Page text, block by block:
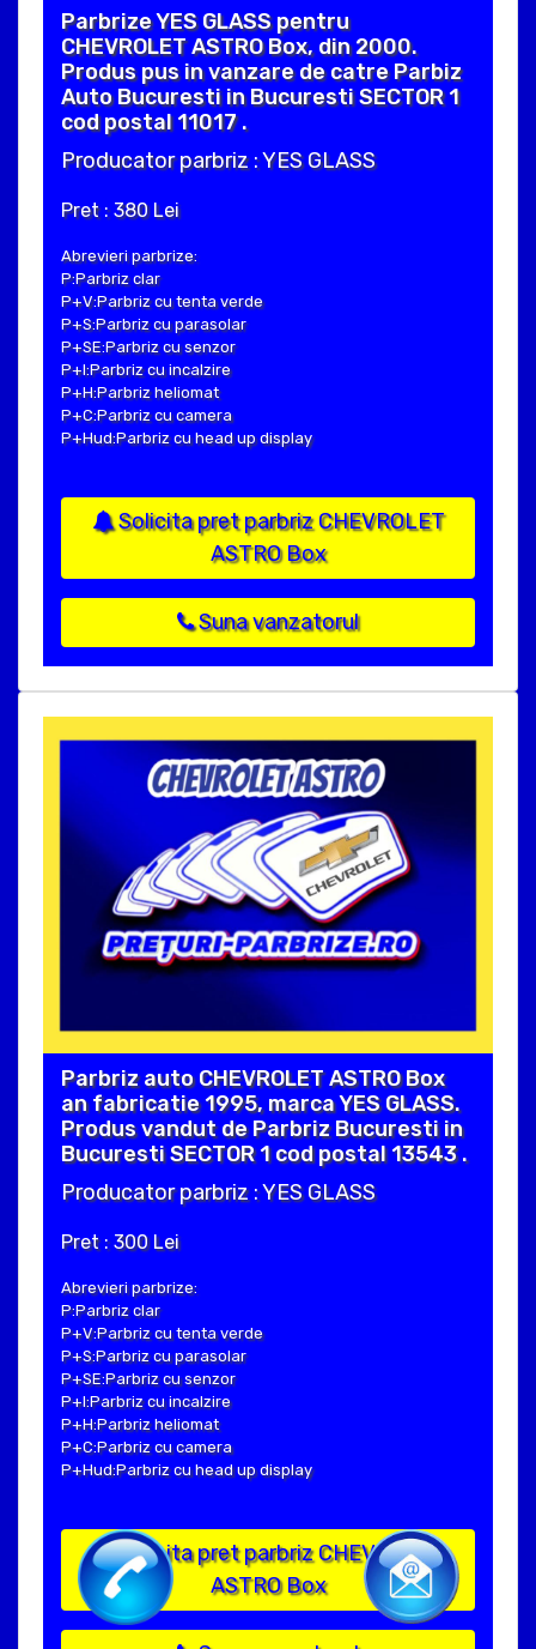
Parbrize YES GLASS pentru
CHEVROLET ASTRO Box, din 2000.
Produs pus in vanzare de catre Parbiz
Auto Bucuresti in Bucuresti SECTOR 1
cod postal 11017 .
Producator parbriz : YES GLASS
Pret : 380 Lei
Abrevieri parbrize:
P:Parbriz clar
P+V:Parbriz cu tenta verde
P+S:Parbriz cu parasolar
P+SE:Parbriz cu senzor
P+I:Parbriz cu incalzire
P+H:Parbriz heliomat
P+C:Parbriz cu camera
P+Hud:Parbriz cu head up display
Solicita pret parbriz CHEVROLET
ASTRO Box
Suna vanzatorul
Parbriz auto CHEVROLET ASTRO Box
an fabricatie 1995, marca YES GLASS.
Produs vandut de Parbriz Bucuresti in
Bucuresti SECTOR 1 cod postal 13543 .
Producator parbriz : YES GLASS
Pret : 300 Lei
Abrevieri parbrize:
P:Parbriz clar
P+V:Parbriz cu tenta verde
P+S:Parbriz cu parasolar
P+SE:Parbriz cu senzor
P+I:Parbriz cu incalzire
P+H:Parbriz heliomat
P+C:Parbriz cu camera
P+Hud:Parbriz cu head up display
Solicita pret parbriz CHEVROLET
ASTRO Box